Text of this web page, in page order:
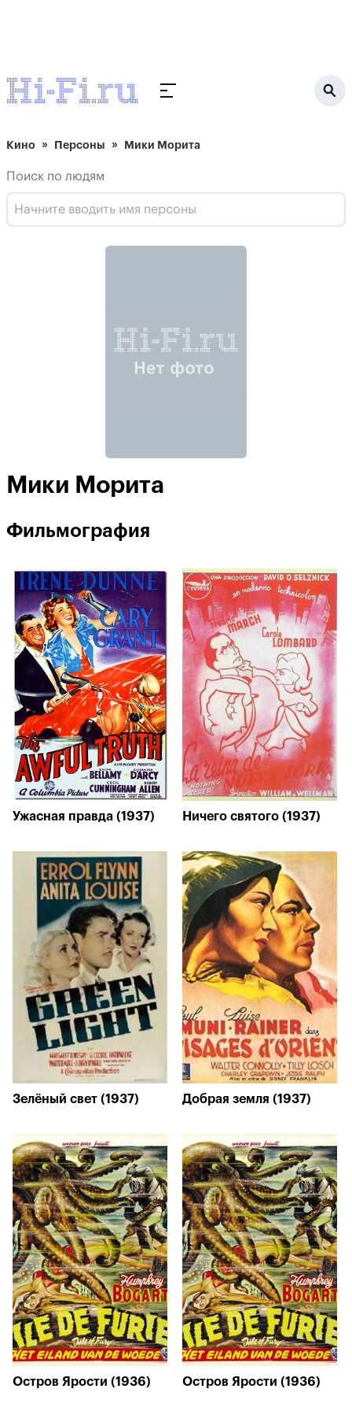
Кино Персоны Мики Морита
Поиск по людям
Мики Морита
Фильмография
Ужасная правда (1937) Ничего святого (1937)
Зелёный свет (1937) Добрая земля (1937)
Остров Ярости (1936) Остров Ярости (1936)